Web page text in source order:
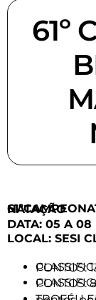
61º
61ºCAMPEONATO BRASILEIRO MASTERS DE NATAÇÃO
DATA: 05 A 08
LOCAL: SESI
CLASSIFICAÇÃO
CLASSIFICAÇÃO